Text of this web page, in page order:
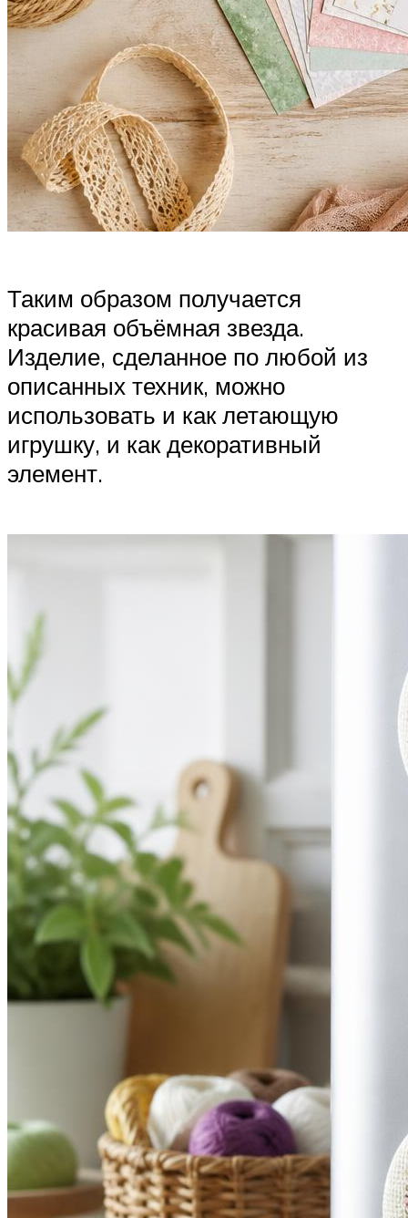
Таким образом получается
красивая объёмная звезда.
Изделие, сделанное по любой из
описанных техник, можно
использовать и как летающую
игрушку, и как декоративный
элемент.